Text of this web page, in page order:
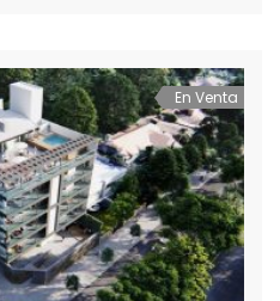
En Venta